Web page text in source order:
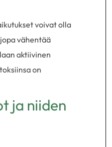
voivat olla
vähentää
aktiivinen
on
ja niiden